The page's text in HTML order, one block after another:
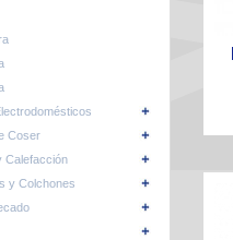
Coser
Calefacción
y Colchones